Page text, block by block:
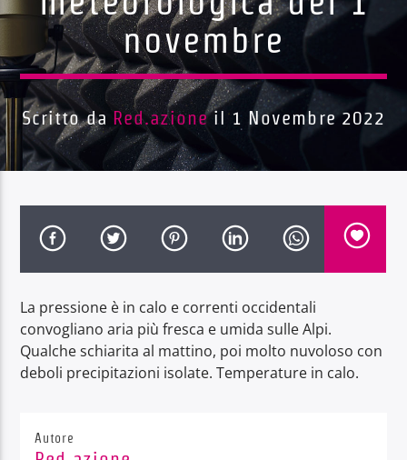
Traccia corrente
Titolo
Artista
Radio Dolomiti
novembre
Scritto da Red.azioneil 1 Novembre 2022
La pressione è in calo e correnti occidentali
convogliano aria più fresca e umida sulle Alpi.
Qualche schiarita al mattino, poi molto nuvoloso con
deboli precipitazioni isolate. Temperature in calo.
Autore